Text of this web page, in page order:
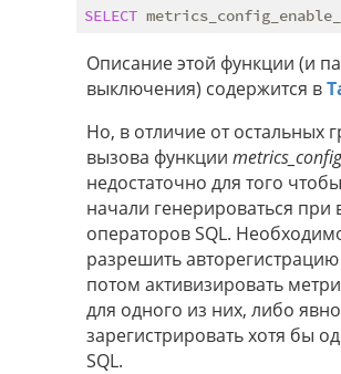
SELECT
Описание этой функции (и
выключения) содержится в
Но, в отличие от остальных
вызова функции
недостаточно для того
начали генерироваться
операторов SQL.
разрешить
потом активизировать
для одного из них, либо явно
зарегистрировать хотя бы
SQL.